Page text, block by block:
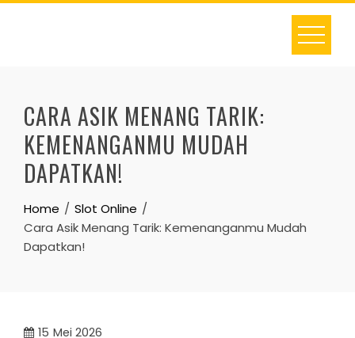
Skip
CARA ASIK MENANG TARIK:
KEMENANGANMU MUDAH
DAPATKAN!
Home
Slot Online
Cara Asik Menang Tarik: Kemenanganmu Mudah
Dapatkan!
15 Mei 2026